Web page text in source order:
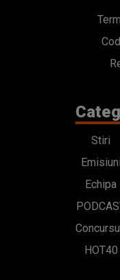
Stiri
Emisiuni
Echipa
HOT40